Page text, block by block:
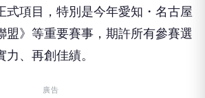
式項目，特別是今年愛知・名古屋
盟》等重要賽事，期許所有參賽選
、再創佳績。
廣告